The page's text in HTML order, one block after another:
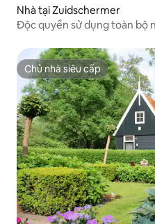
Nhà tại Zuidschermer
Độc quyền sử dụng toàn bộ
Chủ nhà siêu cấp
Chủ nhà siêu cấp